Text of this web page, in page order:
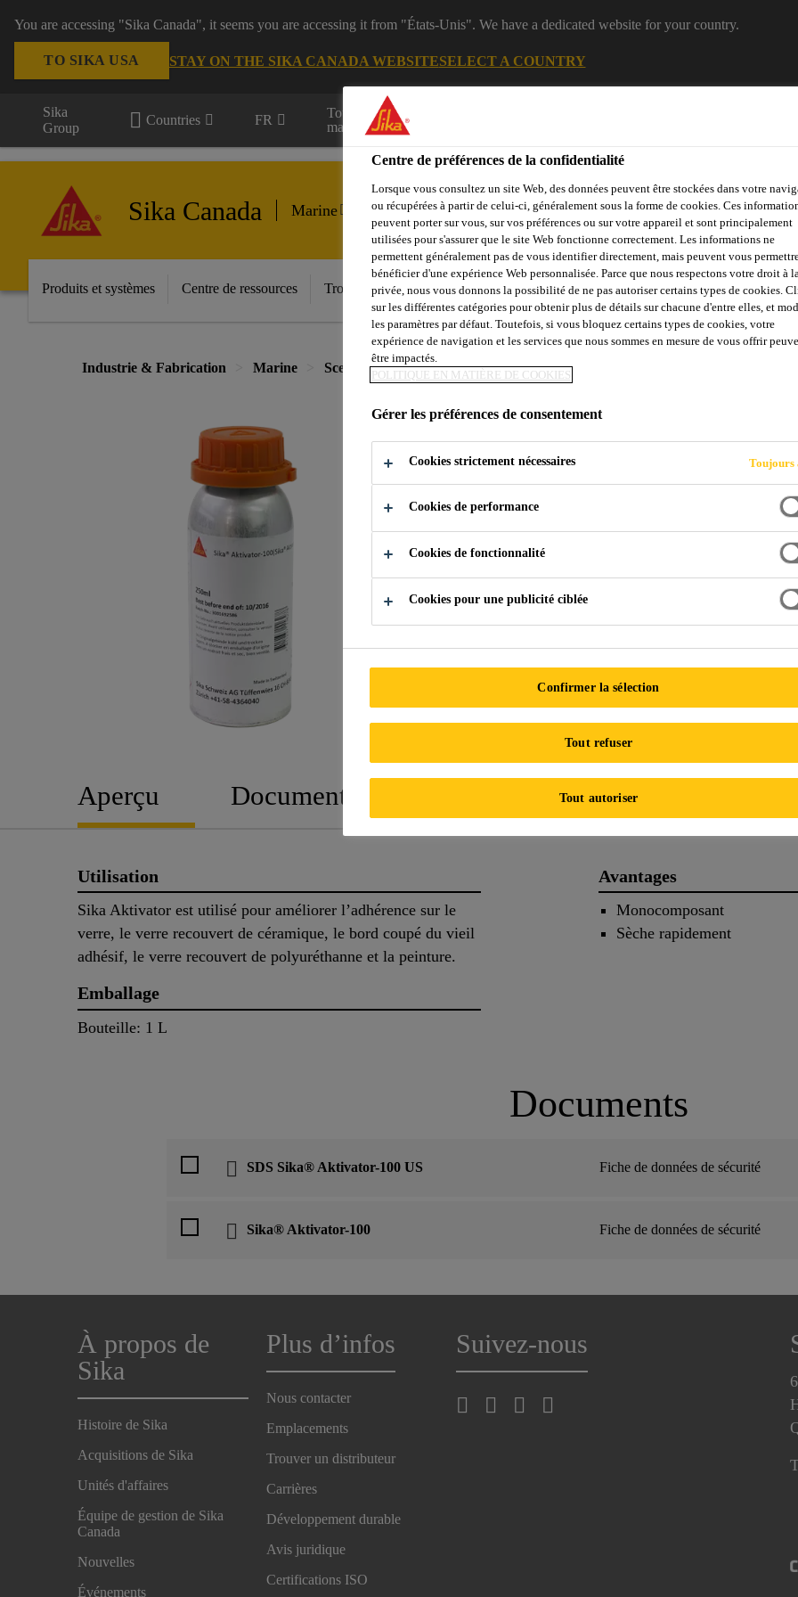
You are accessing "Sika Canada", it seems you are accessing it from "États-Unis". We have a dedicated website for your country.
TO SIKA USA STAY ON THE SIKA CANADA WEBSITESELECT A COUNTRY
Sika
Group
Countries FR
Tous les
marchés
Sika Canada Marine
Produits et systèmes Centre de ressources Trouver un distributeur Contactez-nous
Industrie & Fabrication Marine Scellement intérieur & extérieur Prétraitement
Sika® Aktivator-
Le Sika Aktivator est un agent promoteur
Le Sika® Aktivator est un agent promoteur
traitement des surfaces avant l’application des
Sèche rapidement
FICHE DE DONNÉES DE
Aperçu Documents
Utilisation
Sika Aktivator est utilisé pour améliorer l’adhérence sur le
verre, le verre recouvert de céramique, le bord coupé du vieil
adhésif, le verre recouvert de polyuréthanne et la peinture.
Avantages
Monocomposant
Sèche rapidement
Emballage
Bouteille: 1 L
Documents
SDS Sika® Aktivator-100 US Fiche de données de sécurité
Sika® Aktivator-100 Fiche de données de sécurité
À propos de
Sika
Histoire de Sika
Acquisitions de Sika
Unités d'affaires
Équipe de gestion de Sika
Canada
Nouvelles
Événements
Plus d’infos
Nous contacter
Emplacements
Trouver un distributeur
Carrières
Développement durable
Avis juridique
Certifications ISO
Suivez-nous
Centre de préférences de la confidentialité
Lorsque vous consultez un site Web, des données peuvent être stockées dans votre
ou récupérées à partir de celui-ci, généralement sous la forme de cookies. Ces
peuvent porter sur vous, sur vos préférences ou sur votre appareil et sont principalement
utilisées pour s'assurer que le site Web fonctionne correctement. Les informations ne
permettent généralement pas de vous identifier directement, mais peuvent vous
bénéficier d'une expérience Web personnalisée. Parce que nous respectons votre droit à
privée, nous vous donnons la possibilité de ne pas autoriser certains types de cookies.
sur les différentes catégories pour obtenir plus de détails sur chacune d'entre elles, et
les paramètres par défaut. Toutefois, si vous bloquez certains types de cookies, votre
expérience de navigation et les services que nous sommes en mesure de vous offrir
être impactés.
POLITIQUE EN MATIÈRE DE COOKIES
Gérer les préférences de consentement
Cookies strictement nécessaires Toujours
Cookies de performance
Cookies de fonctionnalité
Cookies pour une publicité ciblée
Confirmer la sélection
Tout refuser
Tout autoriser